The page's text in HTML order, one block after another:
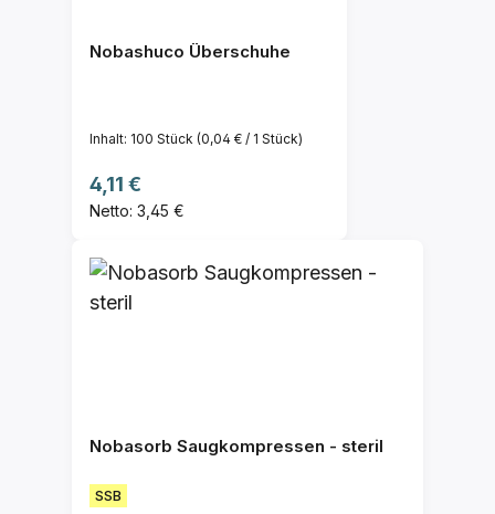
Nobashuco Überschuhe
Inhalt: 100 Stück (0,04 € / 1 Stück)
Regulärer Preis:
4,11 €
Netto: 3,45 €
Nobasorb Saugkompressen - steril
SSB